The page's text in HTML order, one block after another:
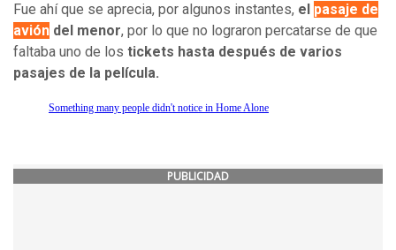
Fue ahí que se aprecia, por algunos instantes, el pasaje de
avión del menor, por lo que no lograron percatarse de que
faltaba uno de los tickets hasta después de varios
pasajes de la película.
Something many people didn't notice in Home Alone
PUBLICIDAD